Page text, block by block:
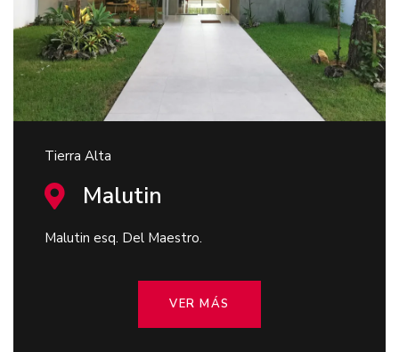
Tierra Alta
Malutin
Malutin esq. Del Maestro.
VER MÁS